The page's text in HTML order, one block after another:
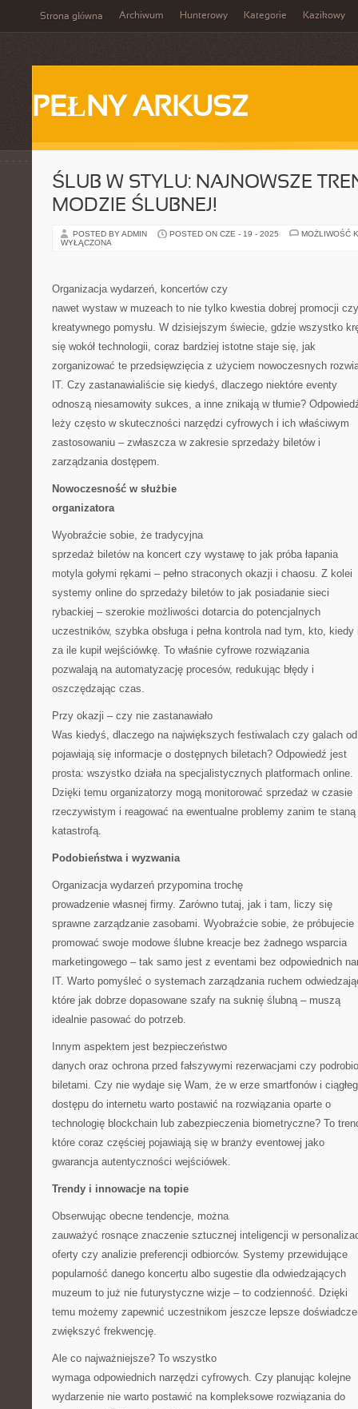
Strona główna Archiwum Hunterowy Kategorie Kazikowy
PEŁNY ARKUSZ
ŚLUB W STYLU: NAJNOWSZE
MODZIE ŚLUBNEJ!
POSTED BY ADMIN POSTED ON CZE - 19 - 2025
MOŻLIWOŚĆ
WYŁĄCZONA
Organizacja wydarzeń, koncertów czy
nawet wystaw w muzeach to nie tylko kwestia dobrej promocji czy
kreatywnego pomysłu. W dzisiejszym świecie, gdzie wszystko
się wokół technologii, coraz bardziej istotne staje się, jak
zorganizować te przedsięwzięcia z użyciem nowoczesnych
IT. Czy zastanawialiście się kiedyś, dlaczego niektóre eventy
odnoszą niesamowity sukces, a inne znikają w tłumie?
leży często w skuteczności narzędzi cyfrowych i ich właściwym
zastosowaniu – zwłaszcza w zakresie sprzedaży biletów i
zarządzania dostępem.
Nowoczesność w służbie
organizatora
Wyobraźcie sobie, że tradycyjna
sprzedaż biletów na koncert czy wystawę to jak próba łapania
motyla gołymi rękami – pełno straconych okazji i chaosu. Z kolei
systemy online do sprzedaży biletów to jak posiadanie sieci
rybackiej – szerokie możliwości dotarcia do potencjalnych
uczestników, szybka obsługa i pełna kontrola nad tym, kto, kiedy
za ile kupił wejściówkę. To właśnie cyfrowe rozwiązania
pozwalają na automatyzację procesów, redukując błędy i
oszczędzając czas.
Przy okazji – czy nie zastanawiało
Was kiedyś, dlaczego na największych festiwalach czy galach
pojawiają się informacje o dostępnych biletach? Odpowiedź jest
prosta: wszystko działa na specjalistycznych platformach online.
Dzięki temu organizatorzy mogą monitorować sprzedaż w czasie
rzeczywistym i reagować na ewentualne problemy zanim te
katastrofą.
Podobieństwa i wyzwania
Organizacja wydarzeń przypomina trochę
prowadzenie własnej firmy. Zarówno tutaj, jak i tam, liczy się
sprawne zarządzanie zasobami. Wyobraźcie sobie, że próbujecie
promować swoje modowe ślubne kreacje bez żadnego wsparcia
marketingowego – tak samo jest z eventami bez odpowiednich
IT. Warto pomyśleć o systemach zarządzania ruchem
które jak dobrze dopasowane szafy na suknię ślubną – muszą
idealnie pasować do potrzeb.
Innym aspektem jest bezpieczeństwo
danych oraz ochrona przed fałszywymi rezerwacjami czy
biletami. Czy nie wydaje się Wam, że w erze smartfonów i
dostępu do internetu warto postawić na rozwiązania oparte o
technologię blockchain lub zabezpieczenia biometryczne? To
które coraz częściej pojawiają się w branży eventowej jako
gwarancja autentyczności wejściówek.
Trendy i innowacje na topie
Obserwując obecne tendencje, można
zauważyć rosnące znaczenie sztucznej inteligencji w
oferty czy analizie preferencji odbiorców. Systemy przewidujące
popularność danego koncertu albo sugestie dla odwiedzających
muzeum to już nie futurystyczne wizje – to codzienność. Dzięki
temu możemy zapewnić uczestnikom jeszcze lepsze
zwiększyć frekwencję.
Ale co najważniejsze? To wszystko
wymaga odpowiednich narzędzi cyfrowych. Czy planując kolejne
wydarzenie nie warto postawić na kompleksowe rozwiązania do